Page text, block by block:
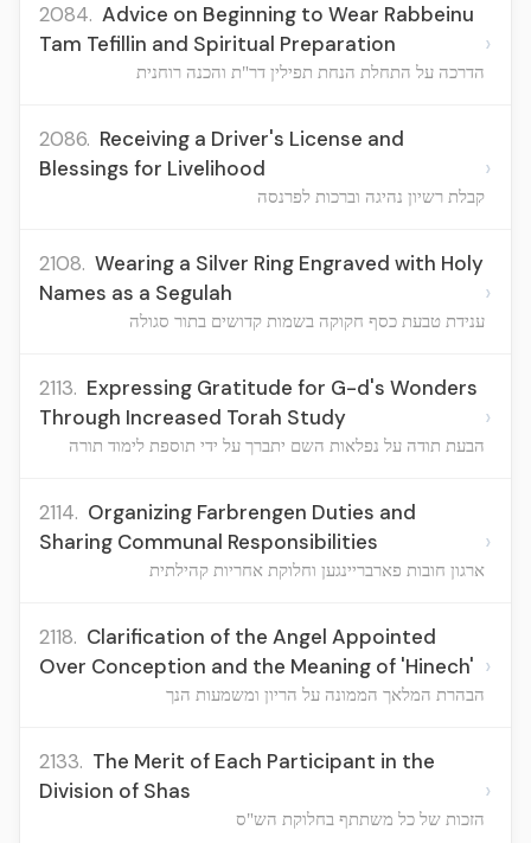
2084. Advice on Beginning to Wear Rabbeinu
Tam Tefillin and Spiritual Preparation
הדרכה על התחלת הנחת תפילין דר"ת והכנה רוחנית
›
2086. Receiving a Driver's License and
Blessings for Livelihood
קבלת רשיון נהיגה וברכות לפרנסה
›
2108. Wearing a Silver Ring Engraved with Holy
Names as a Segulah
ענידת טבעת כסף חקוקה בשמות קדושים בתור סגולה
›
2113. Expressing Gratitude for G-d's Wonders
Through Increased Torah Study
הבעת תודה על נפלאות השם יתברך על ידי תוספת לימוד תורה
›
2114. Organizing Farbrengen Duties and
Sharing Communal Responsibilities
ארגון חובות פארבריינגען וחלוקת אחריות קהילתית
›
2118. Clarification of the Angel Appointed
Over Conception and the Meaning of 'Hinech'
הבהרת המלאך הממונה על הריון ומשמעות הנך
›
2133. The Merit of Each Participant in the
Division of Shas
הזכות של כל משתתף בחלוקת הש"ס
›